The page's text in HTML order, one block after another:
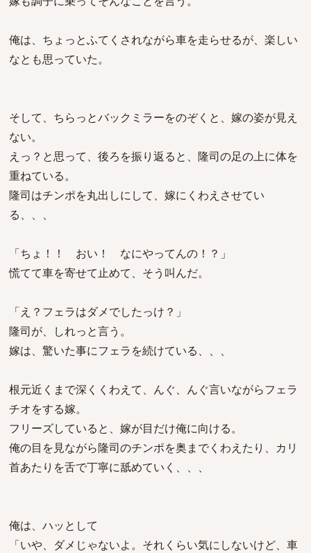
俺は、ちょっとふてくされながら車を走らせるが、楽しい
なとも思っていた。
そして、ちらっとバックミラーをのぞくと、嫁の姿が見え
ない。
えっ？と思って、後ろを振り返ると、隆司の足の上に体を
重ねている。
隆司はチンポを丸出しにして、嫁にくわえさせてい
る、、、
「ちょ！！ おい！ なにやってんの！？」
慌てて車を寄せて止めて、そう叫んだ。
「え？フェラはダメでしたっけ？」
隆司が、しれっと言う。
嫁は、驚いた事にフェラを続けている、、、
根元近くまで深くくわえて、んぐ、んぐ言いながらフェラ
チオをする嫁。
フリーズしていると、嫁が目だけ俺に向ける。
俺の目を見ながら隆司のチンポを奥までくわえたり、カリ
首あたりを舌で丁寧に舐めていく、、、
俺は、ハッとして
「いや、ダメじゃないよ。それくらい気にしないけど、車